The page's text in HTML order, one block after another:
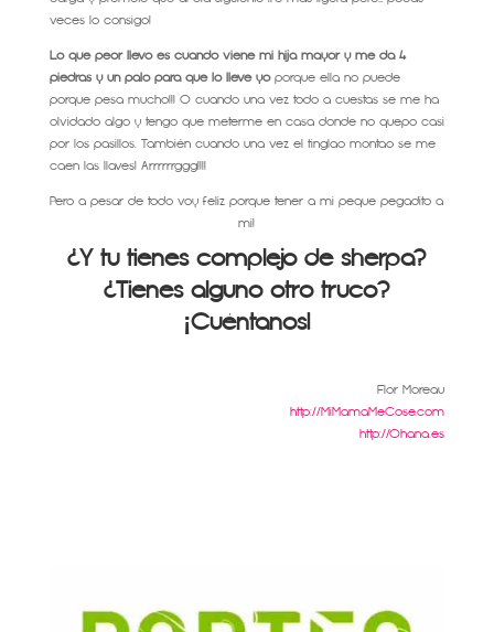
veces lo consigo!
Lo que peor llevo es cuando viene mi hija mayor y me da 4
piedras y un palo para que lo lleve yoporque ella no puede
porque pesa mucho!!! O cuando una vez todo a cuestas se me ha
olvidado algo y tengo que meterme en casa donde no quepo casi
por los pasillos. También cuando una vez el tinglao montao se me
caen las llaves! Arrrrrrggg!!!!
Pero a pesar de todo voy feliz porque tener a mi peque pegadito a
mi!
¿Y tu tienes complejo de sherpa?
¿Tienes alguno otro truco?
¡Cuéntanos!
Flor Moreau
http://MiMamaMeCose.com
http://Ohana.es